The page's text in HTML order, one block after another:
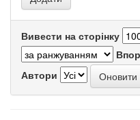
Вивести на сторінку
Автори